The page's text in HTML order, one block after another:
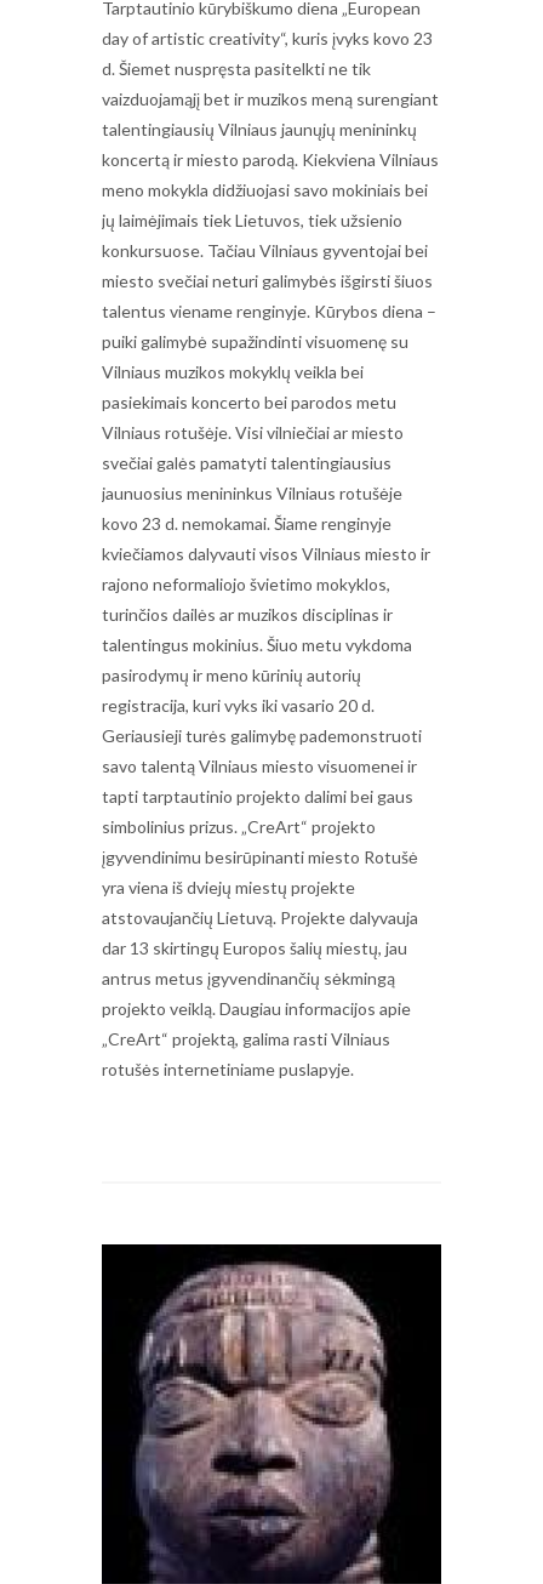
Tarptautinio kūrybiškumo diena „European
day of artistic creativity“, kuris įvyks kovo 23
d. Šiemet nuspręsta pasitelkti ne tik
vaizduojamąjį bet ir muzikos meną surengiant
talentingiausių Vilniaus jaunųjų menininkų
koncertą ir miesto parodą. Kiekviena Vilniaus
meno mokykla didžiuojasi savo mokiniais bei
jų laimėjimais tiek Lietuvos, tiek užsienio
konkursuose. Tačiau Vilniaus gyventojai bei
miesto svečiai neturi galimybės išgirsti šiuos
talentus viename renginyje. Kūrybos diena –
puiki galimybė supažindinti visuomenę su
Vilniaus muzikos mokyklų veikla bei
pasiekimais koncerto bei parodos metu
Vilniaus rotušėje. Visi vilniečiai ar miesto
svečiai galės pamatyti talentingiausius
jaunuosius menininkus Vilniaus rotušėje
kovo 23 d. nemokamai. Šiame renginyje
kviečiamos dalyvauti visos Vilniaus miesto ir
rajono neformaliojo švietimo mokyklos,
turinčios dailės ar muzikos disciplinas ir
talentingus mokinius. Šiuo metu vykdoma
pasirodymų ir meno kūrinių autorių
registracija, kuri vyks iki vasario 20 d.
Geriausieji turės galimybę pademonstruoti
savo talentą Vilniaus miesto visuomenei ir
tapti tarptautinio projekto dalimi bei gaus
simbolinius prizus. „CreArt“ projekto
įgyvendinimu besirūpinanti miesto Rotušė
yra viena iš dviejų miestų projekte
atstovaujančių Lietuvą. Projekte dalyvauja
dar 13 skirtingų Europos šalių miestų, jau
antrus metus įgyvendinančių sėkmingą
projekto veiklą. Daugiau informacijos apie
„CreArt“ projektą, galima rasti Vilniaus
rotušės internetiniame puslapyje.